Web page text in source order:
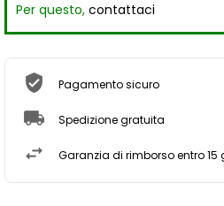
Per questo, contattaci
Pagamento sicuro
Spedizione gratuita
Garanzia di rimborso entro 15